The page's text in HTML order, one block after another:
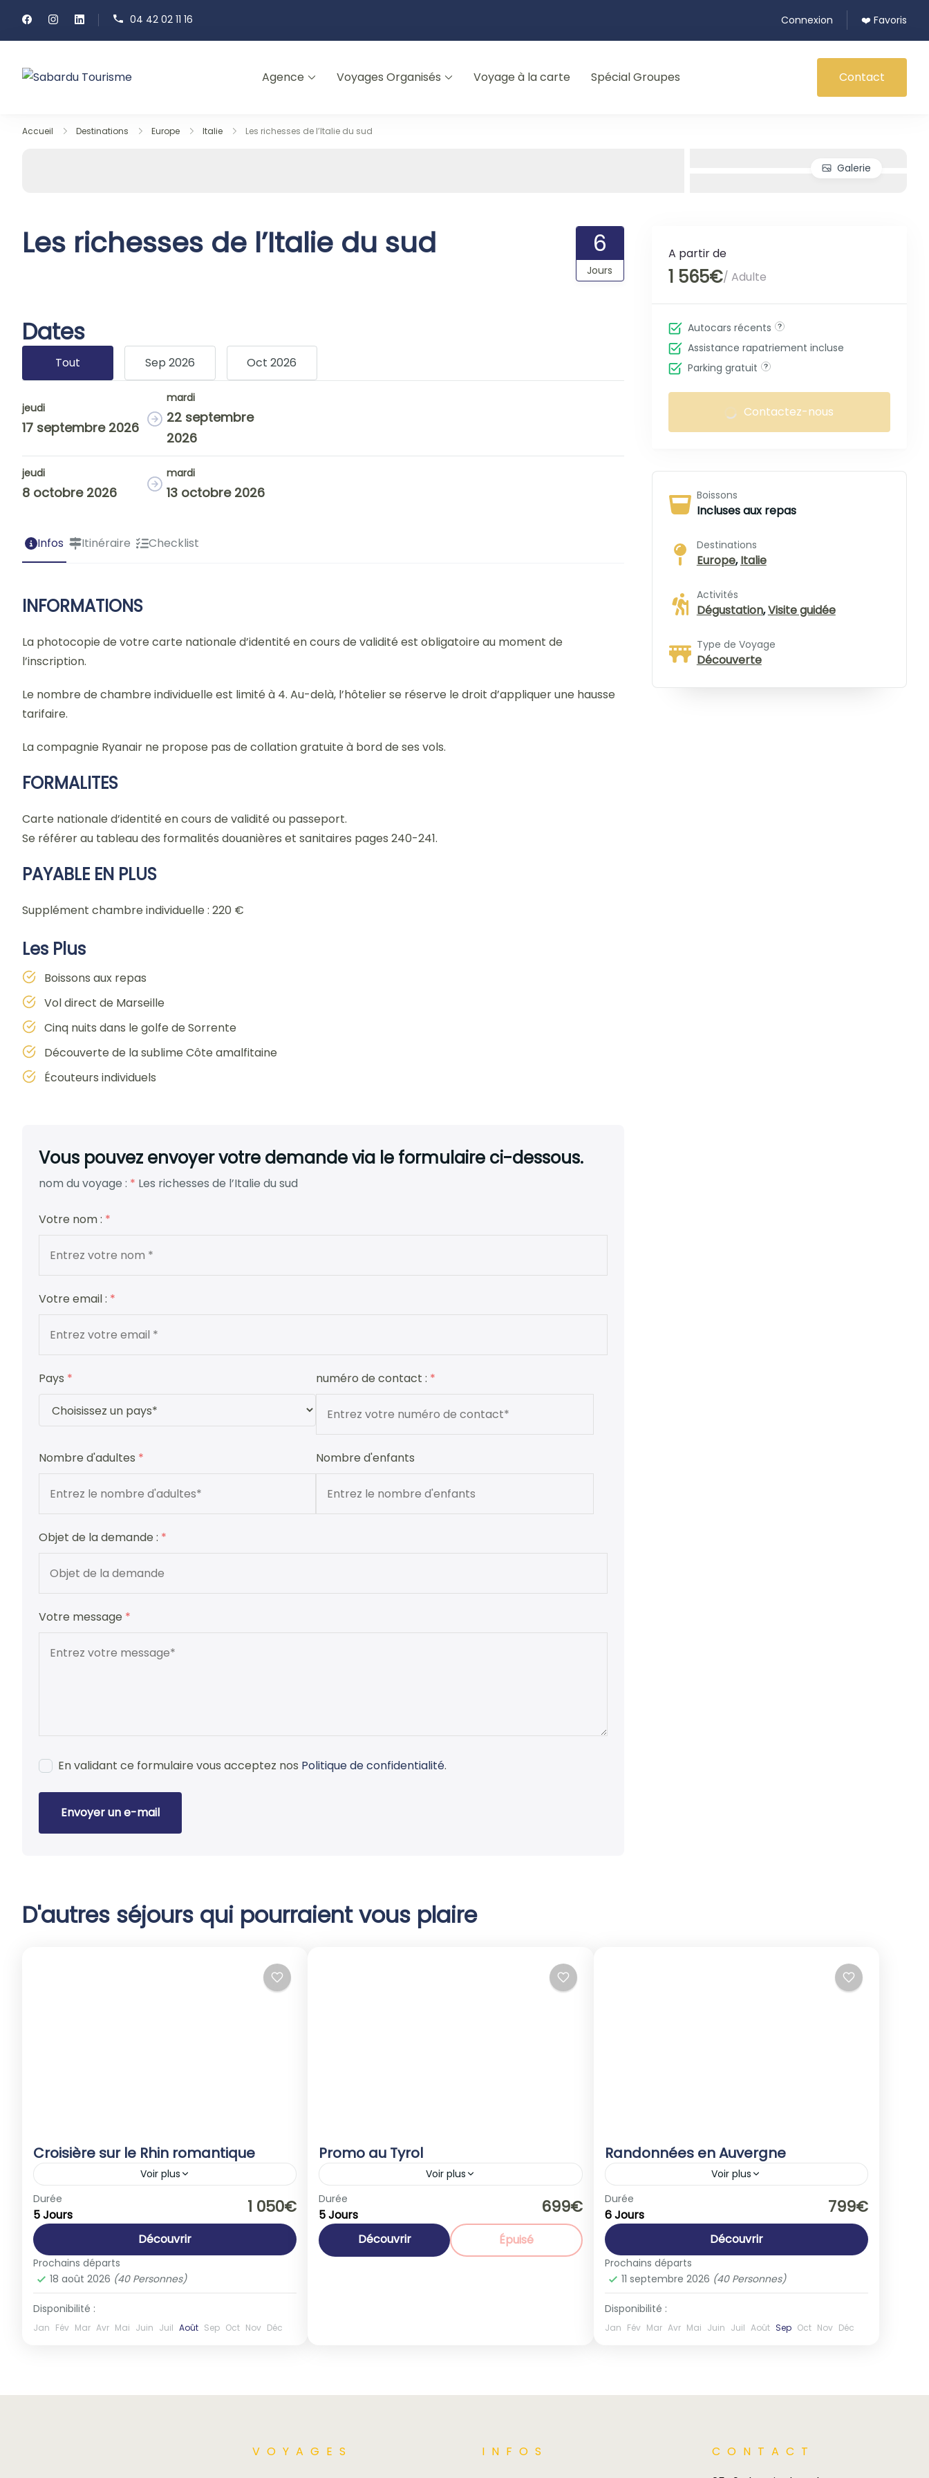
04 42 02 11 16 Connexion ❤️ Favoris
Agence Voyages Organisés Voyage à la carte Spécial Groupes Contact
Accueil Destinations Europe Italie Les richesses de l’Italie du sud
Galerie
Les richesses de l’Italie du sud 6
Jours
Dates
Tout Sep 2026 Oct 2026
jeudi
17 septembre 2026
mardi
22 septembre
2026
jeudi
8 octobre 2026
mardi
13 octobre 2026
Infos Itinéraire Checklist
INFORMATIONS
La photocopie de votre carte nationale d’identité en cours de validité est obligatoire au moment de
l’inscription.
Le nombre de chambre individuelle est limité à 4. Au-delà, l’hôtelier se réserve le droit d’appliquer une hausse
tarifaire.
La compagnie Ryanair ne propose pas de collation gratuite à bord de ses vols.
FORMALITES
Carte nationale d’identité en cours de validité ou passeport.
Se référer au tableau des formalités douanières et sanitaires pages 240-241.
PAYABLE EN PLUS
Supplément chambre individuelle : 220 €
Les Plus
Boissons aux repas
Vol direct de Marseille
Cinq nuits dans le golfe de Sorrente
Découverte de la sublime Côte amalfitaine
Écouteurs individuels
Vous pouvez envoyer votre demande via le formulaire ci-dessous.
nom du voyage : * Les richesses de l’Italie du sud
Votre nom : *
Votre email : *
Pays * numéro de contact : *
Nombre d'adultes * Nombre d'enfants
Objet de la demande : *
Votre message *
En validant ce formulaire vous acceptez nos Politique de confidentialité.
Envoyer un e-mail
A partir de
1 565€/ Adulte
Autocars récents
Assistance rapatriement incluse
Parking gratuit
Contactez-nous
Boissons
Incluses aux repas
Destinations
Europe,Italie
Activités
Dégustation,Visite guidée
Type de Voyage
Découverte
D'autres séjours qui pourraient vous plaire
Croisière sur le Rhin romantique
Voir plus
Allemagne
1-40 People
Durée
5 Jours 1 050€
Découvrir
Prochains départs
18 août 2026 (40 Personnes)
Disponibilité :
Jan Fév Mar Avr Mai Juin Juil Août Sep Oct Nov Déc
Promo au Tyrol
Voir plus
Promotions
Autriche,Europe
1-40 People
Durée
5 Jours 699€
Découvrir Épuisé
Randonnées en Auvergne
Voir plus
Europe
1-40 People
Durée
6 Jours 799€
Découvrir
Prochains départs
11 septembre 2026 (40 Personnes)
Disponibilité :
Jan Fév Mar Avr Mai Juin Juil Août Sep Oct Nov Déc
VOYAGES​
INFOS
CONTACT